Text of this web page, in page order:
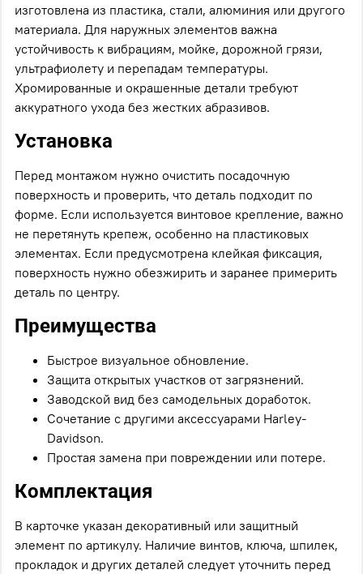
изготовлена из пластика, стали, алюминия или другого
материала. Для наружных элементов важна
устойчивость к вибрациям, мойке, дорожной грязи,
ультрафиолету и перепадам температуры.
Хромированные и окрашенные детали требуют
аккуратного ухода без жестких абразивов.
Установка
Перед монтажом нужно очистить посадочную
поверхность и проверить, что деталь подходит по
форме. Если используется винтовое крепление, важно
не перетянуть крепеж, особенно на пластиковых
элементах. Если предусмотрена клейкая фиксация,
поверхность нужно обезжирить и заранее примерить
деталь по центру.
Преимущества
Быстрое визуальное обновление.
Защита открытых участков от загрязнений.
Заводской вид без самодельных доработок.
Сочетание с другими аксессуарами Harley-
Davidson.
Простая замена при повреждении или потере.
Комплектация
В карточке указан декоративный или защитный
элемент по артикулу. Наличие винтов, ключа, шпилек,
прокладок и других деталей следует уточнить перед